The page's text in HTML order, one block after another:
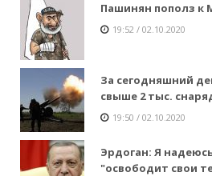
Пашинян пополз к
19:52 / 02.10.2020
За сегодняшний
свыше 2 тыс.
19:50 / 02.10.2020
Эрдоган: Я
"освободит свои